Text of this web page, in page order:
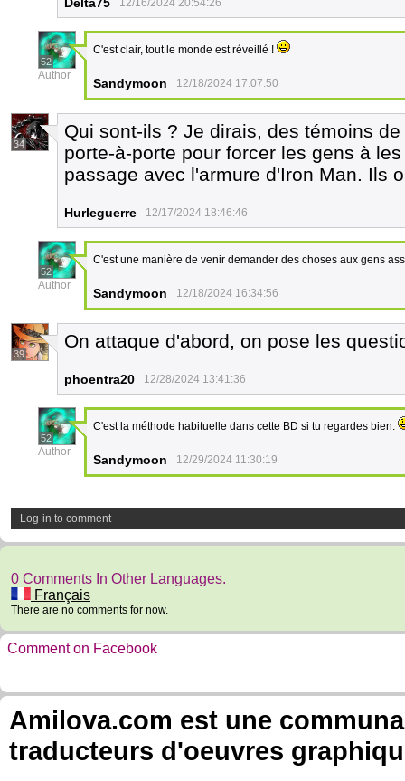
12/16/2024 20:54:26
52
Author
C'est clair, tout le monde est réveillé !
Sandymoon 12/18/2024 17:07:50
34
Qui sont-ils ? Je dirais, des témoins
porte-à-porte pour forcer les gens à
passage avec l'armure d'Iron Man. Ils
Hurleguerre 12/17/2024 18:46:46
52
Author
C'est une manière de venir demander des choses aux gens
Sandymoon 12/18/2024 16:34:56
39
On attaque d'abord, on pose les
phoentra20 12/28/2024 13:41:36
52
Author
C'est la méthode habituelle dans cette BD si tu regardes bien.
Sandymoon 12/29/2024 11:30:19
Log-in to comment
0 Comments In Other Languages.
Français
There are no comments for now.
Comment on Facebook
Amilova.com est une
traducteurs d'oeuvres